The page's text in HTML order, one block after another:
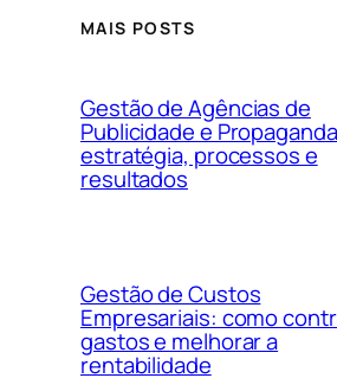
MAIS POSTS
Gestão de Agências de
Publicidade e
estratégia, processos e
resultados
Gestão de Custos
Empresariais: como
gastos e melhorar a
rentabilidade